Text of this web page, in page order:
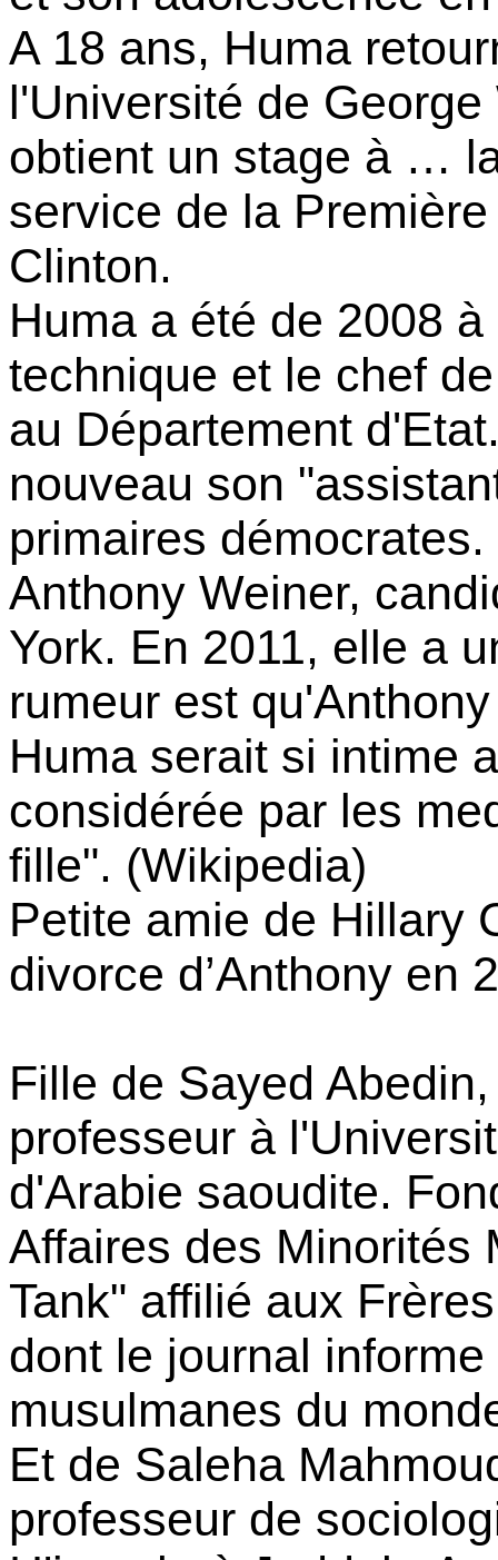
A 18 ans, Huma
l'Université de
obtient un stage à …
service de la
Clinton.
Huma a été de 2008
technique et le chef
au Département
nouveau son
primaires
Anthony Weiner,
York. En 2011, elle a
rumeur est
Huma serait si intime
considérée par les
fille". (Wikipedia)
Petite amie de Hillary
divorce d’Anthony en
Fille de Sayed Abedin
professeur à
d'Arabie saoudite.
Affaires des Minorités
Tank" affilié aux
dont le journal
musulmanes du
Et de Saleha
professeur de